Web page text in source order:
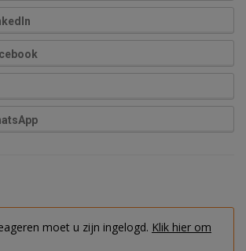
moet u zijn ingelogd. Klik hier om